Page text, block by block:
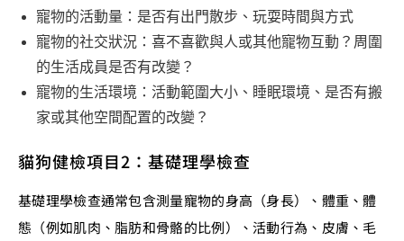
寵物的活動量：是否有出門散步、玩耍時間與方式
寵物的社交狀況：喜不喜歡與人或其他寵物互動？周圍
的生活成員是否有改變？
寵物的生活環境：活動範圍大小、睡眠環境、是否有搬
家或其他空間配置的改變？
貓狗健檢項目2：基礎理學檢查
基礎理學檢查通常包含測量寵物的身高（身長）、體重、體
態（例如肌肉、脂肪和骨骼的比例）、活動行為、皮膚、毛